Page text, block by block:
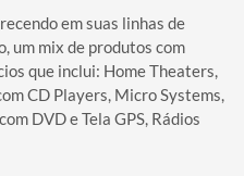
em suas linhas de
um mix de produtos com
que inclui: Home Theaters,
CD Players, Micro Systems,
DVD e Tela GPS, Rádios